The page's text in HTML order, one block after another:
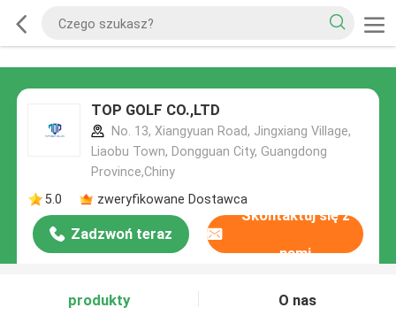
TOP GOLF CO.,LTD
No. 13, Xiangyuan Road, Jingxiang Village,
Liaobu Town, Dongguan City, Guangdong
Province,Chiny
5.0
zweryfikowane Dostawca
Zadzwoń teraz
Skontaktuj się z
nami
produkty O nas